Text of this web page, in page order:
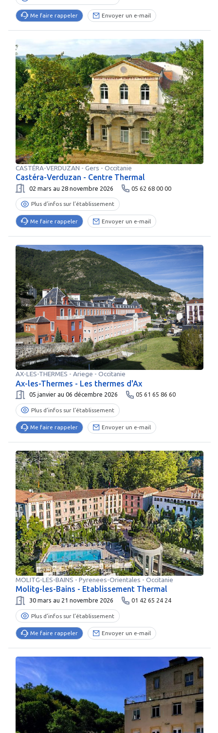
Me faire rappeler Envoyer un e-mail
CASTÉRA-VERDUZAN - Gers - Occitanie
Castéra-Verduzan - Centre Thermal
02 mars au 28 novembre 2026 05 62 68 00 00
Plus d’infos sur l’établissement
Me faire rappeler Envoyer un e-mail
AX-LES-THERMES - Ariege - Occitanie
Ax-les-Thermes - Les thermes d'Ax
05 janvier au 06 décembre 2026 05 61 65 86 60
Plus d’infos sur l’établissement
Me faire rappeler Envoyer un e-mail
MOLITG-LES-BAINS - Pyrenees-Orientales - Occitanie
Molitg-les-Bains - Etablissement Thermal
30 mars au 21 novembre 2026 01 42 65 24 24
Plus d’infos sur l’établissement
Me faire rappeler Envoyer un e-mail